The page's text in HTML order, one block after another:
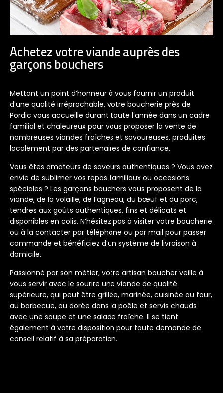
Achetez votre viande auprès des
garçons bouchers
Mettant un point d’honneur à vous fournir un produit
d’une qualité irréprochable, votre boucherie près de
Pordic vous accueille durant toute l’année dans un cadre
familial et chaleureux pour vous proposer la vente de
nombreuses viandes fraîches et savoureuses, produites
localement par des partenaires de confiance.
Vous êtes amateurs de saveurs authentiques ? Vous avez
envie de sublimer vos repas familiaux ou occasions
spéciales ? Les garçons bouchers vous proposent de la
viande, de la volaille, de l’agneau, du bœuf et du porc,
tendres aux goûts authentiques, fins et délicats et
disponibles en colis. N’hésitez pas à visiter votre boucherie
ou à la contacter par téléphone ou par mail pour passer
commande et bénéficiez d’un système de livraison à
domicile.
Passionné par son métier, votre artisan boucher veille à
vous servir avec le sourire une viande de qualité
supérieure, qui peut être grillée, marinée, cuisinée au four,
au barbecue, ou dorée dans la poêle et servis chauds
avec une soupe et une salade fraîche. Il se tient
également à votre disposition pour toute demande de
conseil relatif à sa préparation.